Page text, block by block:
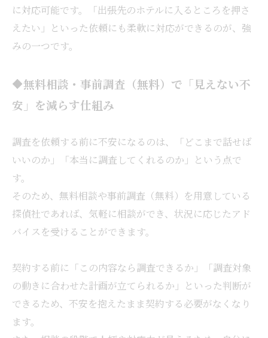
に対応可能です。「出張先のホテルに入るところを押さ
えたい」といった依頼にも柔軟に対応ができるのが、強
みの一つです。
🔶無料相談・事前調査（無料）で「見えない不
安」を減らす仕組み
調査を依頼する前に不安になるのは、「どこまで話せば
いいのか」「本当に調査してくれるのか」という点で
す。
そのため、無料相談や事前調査（無料）を用意している
探偵社であれば、気軽に相談ができ、状況に応じたアド
バイスを受けることができます。
契約する前に「この内容なら調査できるか」「調査対象
の動きに合わせた計画が立てられるか」といった判断が
できるため、不安を抱えたまま契約する必要がなくなり
ます。